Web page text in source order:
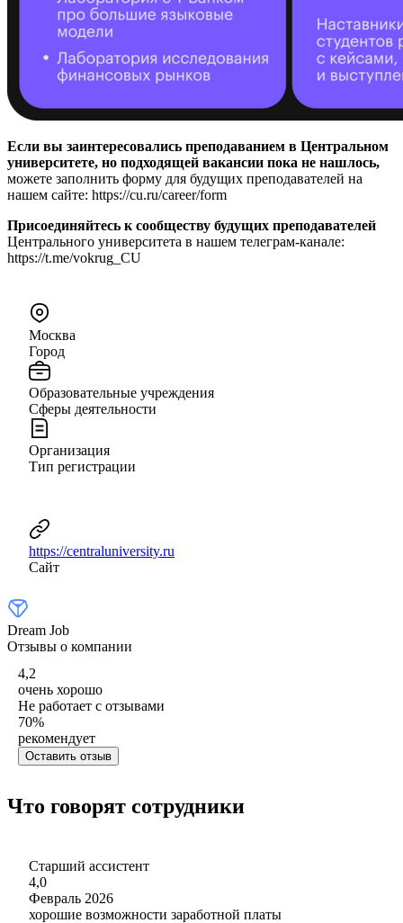
Если вы заинтересовались преподаванием в Центральном
университете, но подходящей вакансии пока не нашлось,
можете заполнить форму для будущих преподавателей на
нашем сайте: https://cu.ru/career/form
Присоединяйтесь к сообществу будущих преподавателей
Центрального университета в нашем телеграм-канале:
https://t.me/vokrug_CU
Москва
Город
Образовательные учреждения
Сферы деятельности
Организация
Тип регистрации
https://centraluniversity.ru
Сайт
Dream Job
Отзывы о компании
4,2
очень хорошо
Не работает с отзывами
70%
рекомендует
Оставить отзыв
Что говорят сотрудники
Старший ассистент
4,0
Февраль 2026
хорошие возможности заработной платы